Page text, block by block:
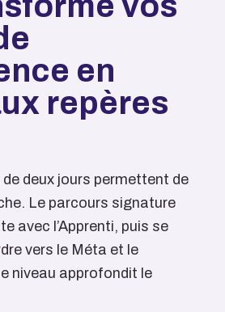
en
repères
de deux jours permettent de
Le parcours signature
avec l’Apprenti, puis se
vers le Méta et le
niveau approfondit le